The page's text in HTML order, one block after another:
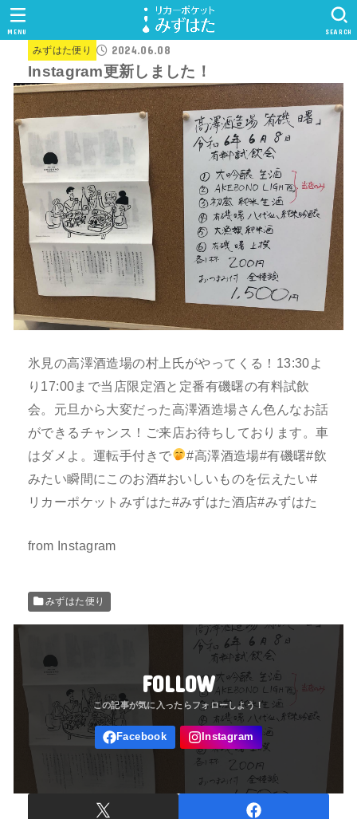
SEARCH
MENU
みずはた便り 2024.06.08
Instagram更新しました！
氷見の高澤酒造場の村上氏がやってくる！13:30よ
り17:00まで当店限定酒と定番有磯曙の有料試飲
会。元旦から大変だった高澤酒造場さん色んなお話
ができるチャンス！ご来店お待ちしております。車
はダメよ。運転手付きで
#高澤酒造場#有磯曙#飲
みたい瞬間にこのお酒#おいしいものを伝えたい#
リカーポケットみずはた#みずはた酒店#みずはた
from Instagram
みずはた便り
FOLLOW